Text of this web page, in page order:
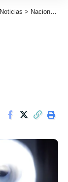
Noticias > Nacionales